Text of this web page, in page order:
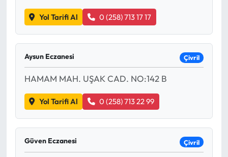
Yol Tarifi Al 0 (258) 713 17 17
Aysun Eczanesi Çivril
HAMAM MAH. UŞAK CAD. NO:142 B
Yol Tarifi Al 0 (258) 713 22 99
Güven Eczanesi Çivril
ASTROLOJİ
Spor Yazıları
Mektup Galeri
Ekonomi
Sağlık
Turizm